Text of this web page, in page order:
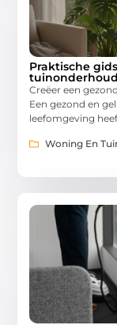
Praktische
tuinonderhoud
Creëer een
Een gezond en
leefomgeving
Woning En